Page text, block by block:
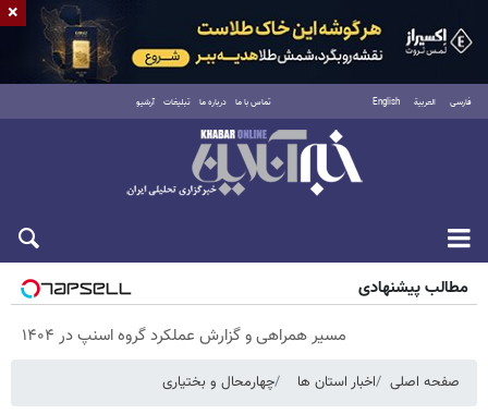
فارسی العربية English تماس با ما درباره ما تبلیغات آرشیو
پنجشنبه ۱۵ مرداد ۱۴۰۵
مطالب پیشنهادی
مسیر همراهی و گزارش عملکرد گروه اسنپ در ۱۴۰۴
صفحه اصلی اخبار استان ها چهارمحال و بختیاری
×